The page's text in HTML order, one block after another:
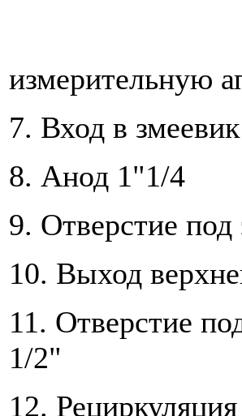
измерительную
7. Вход в змеевик
8. Анод 1"1/4
9. Отверстие под
10. Выход
11. Отверстие
1/2"
12. Рециркуляция